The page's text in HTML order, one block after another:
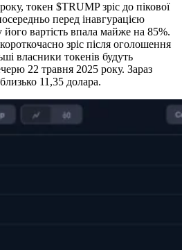
токен $TRUMP зріс до пікової
перед інавгурацією
вартість впала майже на 85%.
зріс після оголошення
власники токенів будуть
22 травня 2025 року. Зараз
11,35 долара.